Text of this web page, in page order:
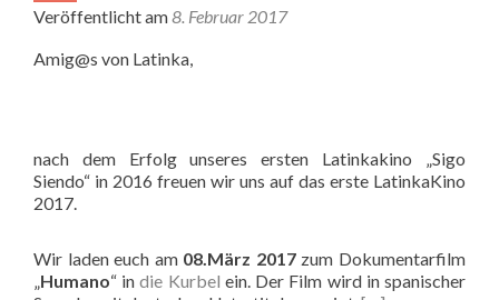
Veröffentlicht am8. Februar 2017
Amig@s von Latinka,
nach dem Erfolg unseres ersten Latinkakino „Sigo
Siendo“ in 2016 freuen wir uns auf das erste LatinkaKino
2017.
Wir laden euch am 08.März 2017zum Dokumentarfilm
Humano“ indie Kurbel ein. Der Film wird in spanischer